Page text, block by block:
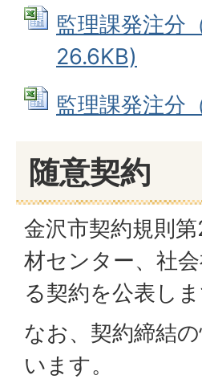
監理課発注分
26.6KB)
監理課発注分
随意契約
金沢市契約規則
材センター、社
る契約を公表しま
なお、契約締結
います。